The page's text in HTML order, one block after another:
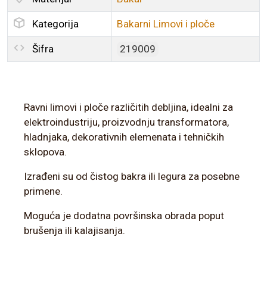
Kategorija Bakarni Limovi i ploče
Šifra 219009
Ravni limovi i ploče različitih debljina, idealni za
elektroindustriju, proizvodnju transformatora,
hladnjaka, dekorativnih elemenata i tehničkih
sklopova.
Izrađeni su od čistog bakra ili legura za posebne
primene.
Moguća je dodatna površinska obrada poput
brušenja ili kalajisanja.